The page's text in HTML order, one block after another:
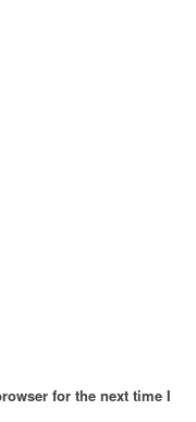
for the next time I